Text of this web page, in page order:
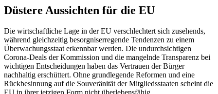
Düstere Aussichten für die EU
Die wirtschaftliche Lage in der EU verschlechtert sich zusehends,
während gleichzeitig besorgniserregende Tendenzen zu einem
Überwachungsstaat erkennbar werden. Die undurchsichtigen
Corona-Deals der Kommission und die mangelnde Transparenz bei
wichtigen Entscheidungen haben das Vertrauen der Bürger
nachhaltig erschüttert. Ohne grundlegende Reformen und eine
Rückbesinnung auf die Souveränität der Mitgliedsstaaten scheint die
EU in ihrer jetzigen Form nicht überlebensfähig.